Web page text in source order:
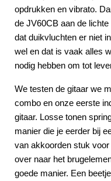
opdrukken en vibrato.
de JV60CB aan de
dat duikvluchten er niet
wel en dat is vaak alles
nodig hebben om tot
We testen de gitaar we
combo en onze eerste
gitaar. Losse tonen
manier die je eerder bij
van akkoorden stuk
over naar het
goede manier. Een